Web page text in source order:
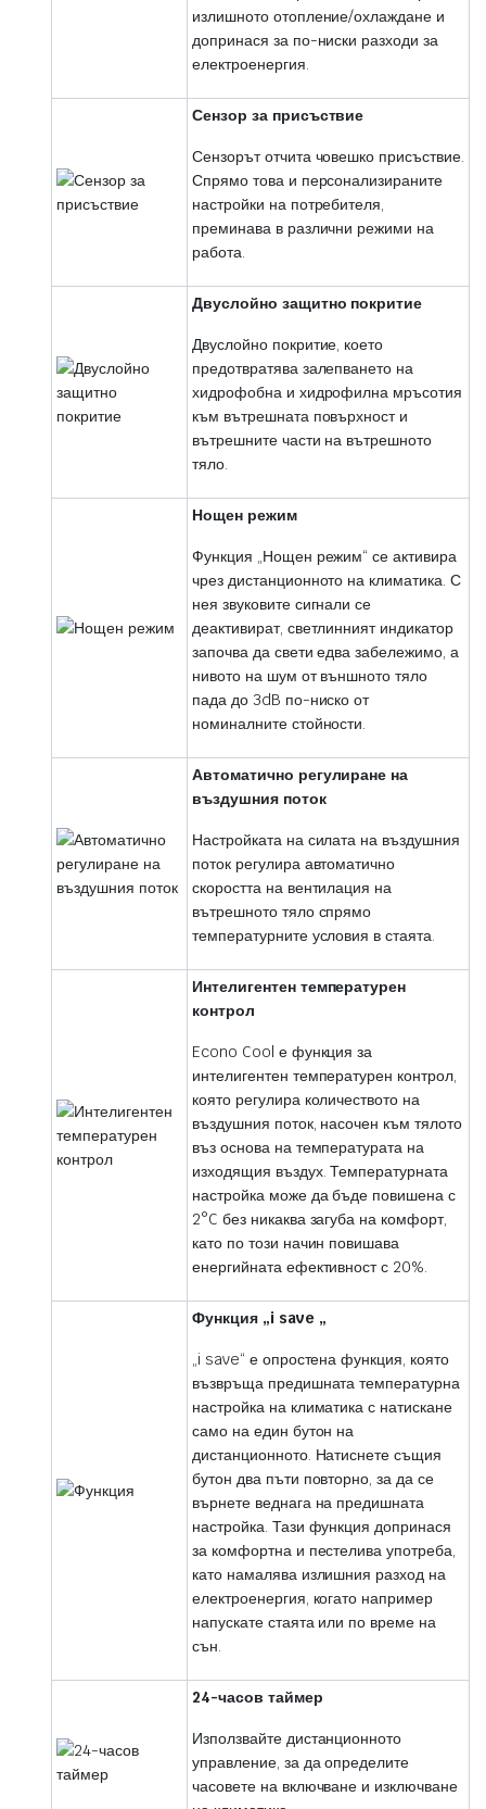
излишното отопление/охлаждане и
допринася за по-ниски разходи за
електроенергия.
Сензор за присъствие
Сензорът отчита човешко присъствие.
Спрямо това и персонализираните
настройки на потребителя,
преминава в различни режими на
работа.
Двуслойно защитно покритие
Двуслойно покритие, което
предотвратява залепването на
хидрофобна и хидрофилна мръсотия
към вътрешната повърхност и
вътрешните части на вътрешното
тяло.
Нощен режим
Функция „Нощен режим“ се активира
чрез дистанционното на климатика. С
нея звуковите сигнали се
деактивират, светлинният индикатор
започва да свети едва забележимо, а
нивото на шум от външното тяло
пада до 3dB по-ниско от
номиналните стойности.
Автоматично регулиране на
въздушния поток
Настройката на силата на въздушния
поток регулира автоматично
скоростта на вентилация на
вътрешното тяло спрямо
температурните условия в стаята.
Интелигентен температурен
контрол
Econo Cool е функция за
интелигентен температурен контрол,
която регулира количеството на
въздушния поток, насочен към тялото
въз основа на температурата на
изходящия въздух. Температурната
настройка може да бъде повишена с
2°C без никаква загуба на комфорт,
като по този начин повишава
енергийната ефективност с 20%.
Функция „i save „
„i save“ е опростена функция, която
възвръща предишната температурна
настройка на климатика с натискане
само на един бутон на
дистанционното. Натиснете същия
бутон два пъти повторно, за да се
върнете веднага на предишната
настройка. Тази функция допринася
за комфортна и пестелива употреба,
като намалява излишния разход на
електроенергия, когато например
напускате стаята или по време на
сън.
24-часов таймер
Използвайте дистанционното
управление, за да определите
часовете на включване и изключване